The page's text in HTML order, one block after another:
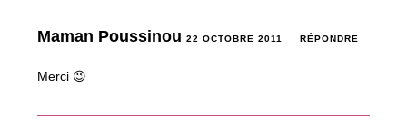
Maman Poussinou22 OCTOBRE 2011 RÉPONDRE
Merci 😉